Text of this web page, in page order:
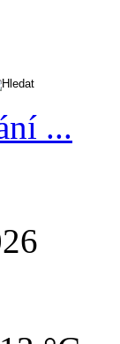
...